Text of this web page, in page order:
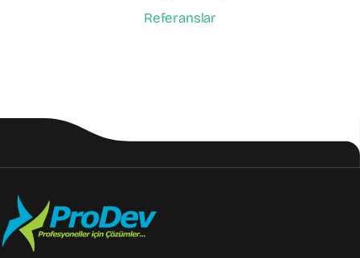
Referanslar